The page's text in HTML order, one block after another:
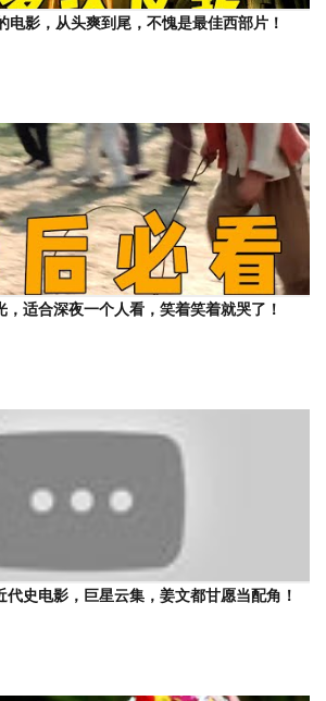
电影，从头爽到尾，不愧是最佳西部片！
，适合深夜一个人看，笑着笑着就哭了！
代史电影，巨星云集，姜文都甘愿当配角！